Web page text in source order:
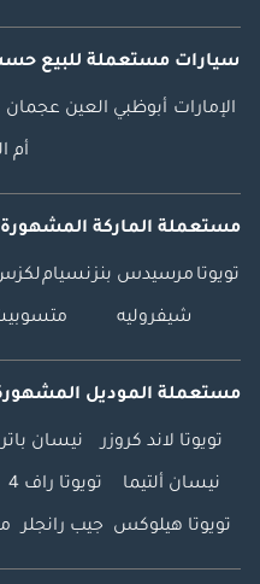
سيارات مستعملة للبيع
الإمارات أبوظبي العين عجمان
أم
مستعملة الماركة المشهورة
تويوتا مرسيدس بنزنسيام
شيفروليه
مستعملة الموديل
تويوتا لاند كروزر نيسان
نيسان ألتيما تويوتا راف 4
تويوتا هيلوكس جيب رانجلر